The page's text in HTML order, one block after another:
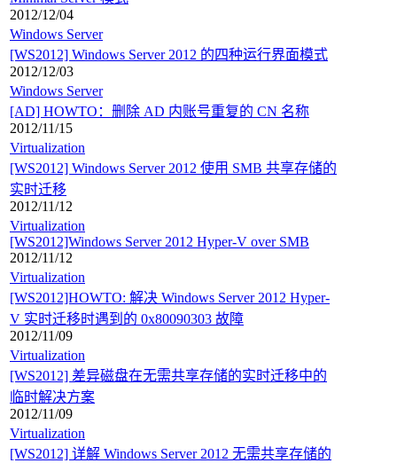
2012/12/04
Windows Server
[WS2012] Windows Server 2012 的四种运行界面模式
2012/12/03
Windows Server
[AD] HOWTO：删除 AD 内账号重复的 CN 名称
2012/11/15
Virtualization
[WS2012] Windows Server 2012 使用 SMB 共享存储的
实时迁移
2012/11/12
Virtualization
[WS2012]Windows Server 2012 Hyper-V over SMB
2012/11/12
Virtualization
[WS2012]HOWTO: 解决 Windows Server 2012 Hyper-
V 实时迁移时遇到的 0x80090303 故障
2012/11/09
Virtualization
[WS2012] 差异磁盘在无需共享存储的实时迁移中的
临时解决方案
2012/11/09
Virtualization
[WS2012] 详解 Windows Server 2012 无需共享存储的